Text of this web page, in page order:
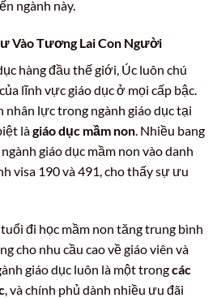
ngành này.
Vào Tương Lai Con Người
hàng đầu thế giới, Úc luôn chú
lĩnh vực giáo dục ở mọi cấp bậc.
nhân lực trong ngành giáo dục tại
làgiáo dục mầm non. Nhiều bang
giáo dục mầm non vào danh
visa 190 và 491, cho thấy sự ưu
đi học mầm non tăng trung bình
cho nhu cầu cao về giáo viên và
giáo dục luôn là một trongcác
, và chính phủ dành nhiều ưu đãi